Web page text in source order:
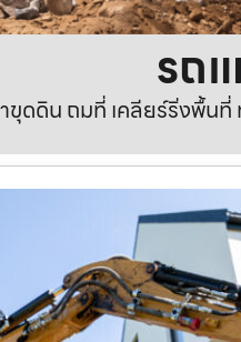
รถ
ขุดดิน ถมที่ เคลียร์ริ่งพื้น